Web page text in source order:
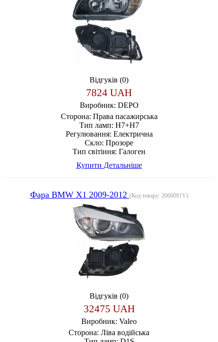
Відгуків (0)
7824 UAH
Виробник: DEPO
Сторона: Права пасажирська
Тип ламп: H7+H7
Регулювання: Електрична
Скло: Прозоре
Тип світіння: Галоген
Купити Детальніше
Фара BMW X1 2009-2012 (Код товару: 2060091V)
Відгуків (0)
32475 UAH
Виробник: Valeo
Сторона: Ліва водійська